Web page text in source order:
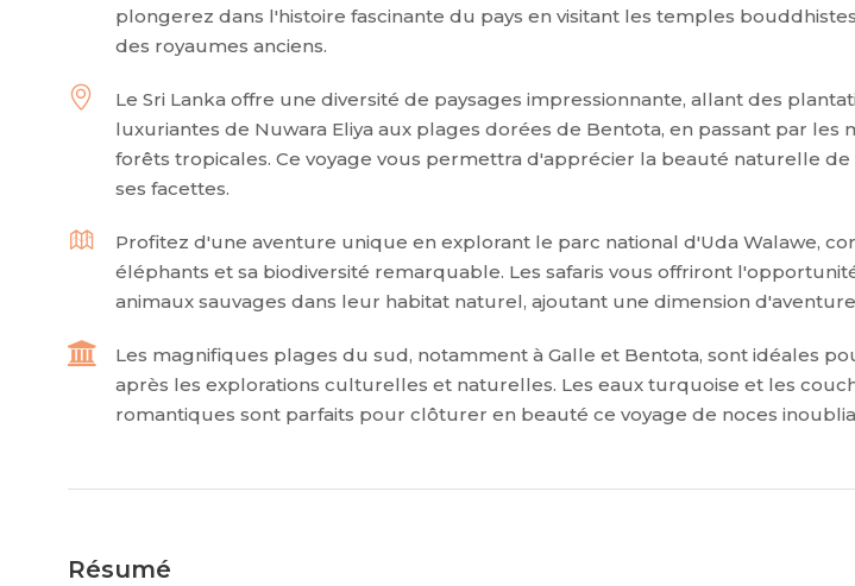
plongerez dans l'histoire fascinante du pays en visitant les temples
des royaumes anciens.
Le Sri Lanka offre une diversité de paysages impressionnante, allant des
luxuriantes de Nuwara Eliya aux plages dorées de Bentota, en passant par les
forêts tropicales. Ce voyage vous permettra d'apprécier la beauté naturelle
ses facettes.
Profitez d'une aventure unique en explorant le parc national d'Uda Walawe,
éléphants et sa biodiversité remarquable. Les safaris vous offriront
animaux sauvages dans leur habitat naturel, ajoutant une dimension
Les magnifiques plages du sud, notamment à Galle et Bentota, sont idéales
après les explorations culturelles et naturelles. Les eaux turquoise et les
romantiques sont parfaits pour clôturer en beauté ce voyage de noces
Résumé